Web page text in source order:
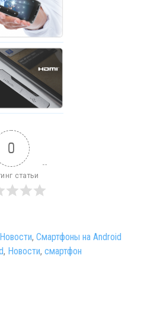
0
статьи
Новости, Смартфоны на Android
, Новости, смартфон